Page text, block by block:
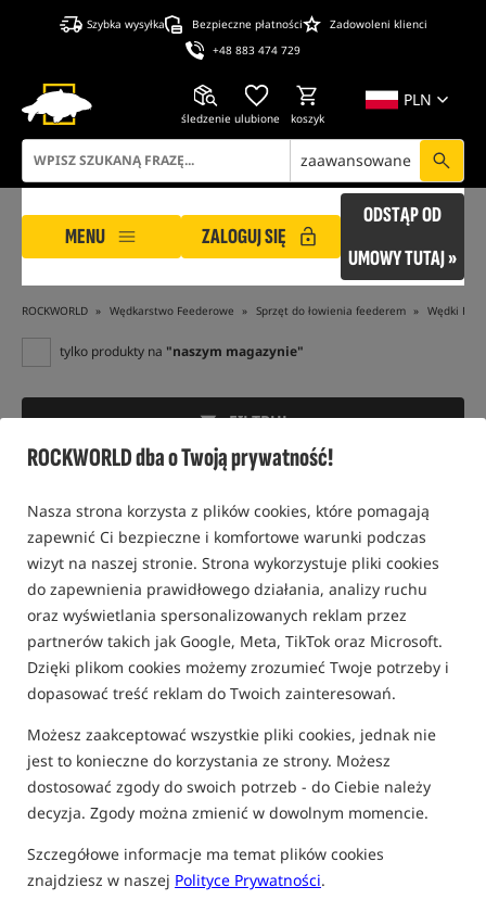
ROCKWORLD dba o Twoją prywatność!
Nasza strona korzysta z plików cookies, które pomagają
zapewnić Ci bezpieczne i komfortowe warunki podczas
wizyt na naszej stronie. Strona wykorzystuje pliki cookies
do zapewnienia prawidłowego działania, analizy ruchu
oraz wyświetlania spersonalizowanych reklam przez
partnerów takich jak Google, Meta, TikTok oraz Microsoft.
Dzięki plikom cookies możemy zrozumieć Twoje potrzeby i
dopasować treść reklam do Twoich zainteresowań.
Możesz zaakceptować wszystkie pliki cookies, jednak nie
jest to konieczne do korzystania ze strony. Możesz
dostosować zgody do swoich potrzeb - do Ciebie należy
decyzja. Zgody można zmienić w dowolnym momencie.
Szczegółowe informacje ma temat plików cookies
znajdziesz w naszej Polityce Prywatności.
Szybka wysyłka Bezpieczne płatności
Zadowoleni klienci
+48 883 474 729
PLN
śledzenie ulubione koszyk
zaawansowane
MENU ZALOGUJ SIĘ
ODSTĄP OD
UMOWY TUTAJ »
ROCKWORLD Wędkarstwo Feederowe Sprzęt do łowienia feederem Wędki
tylko produkty na "naszym magazynie"
FILTRUJ
MATRIX
Bestseller!
Matrix Horizon X Ultra PRO
Distance Feeder Rod
Wędka feederowa
1 519,99
Cena kat.:1 664,99/ -9%
Min. cena z 30 dni przed
obniżką: 1112.12
Promocja
Matrix Horizon X Ultra PRO
Commercial Feeder
Wędka feederowa
1 114,99
Cena kat.:1 462,49/ -24%
Min. cena z 30 dni przed
obniżką: 1114.99